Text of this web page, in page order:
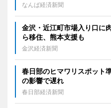
なんば経済新聞
金沢・近江町市場入り口
ら移住、熊本支援も
金沢経済新聞
春日部のヒマワリスポッ
の影響で遅れ
春日部経済新聞